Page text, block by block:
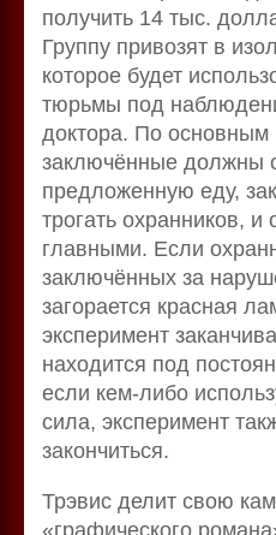
получить 14 тыс.
Группу привозят в
которое будет
тюрьмы под
доктора. По основным
заключённые должны
предложенную еду,
трогать охранников,
главными. Если
заключённых за
загорается красная
эксперимент
находится под
если кем-либо
сила, эксперимент
закончиться.
Трэвис делит свою
«графического